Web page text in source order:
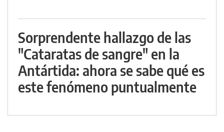
Sorprendente hallazgo de las
"Cataratas de sangre" en la
Antártida: ahora se sabe qué es
este fenómeno puntualmente